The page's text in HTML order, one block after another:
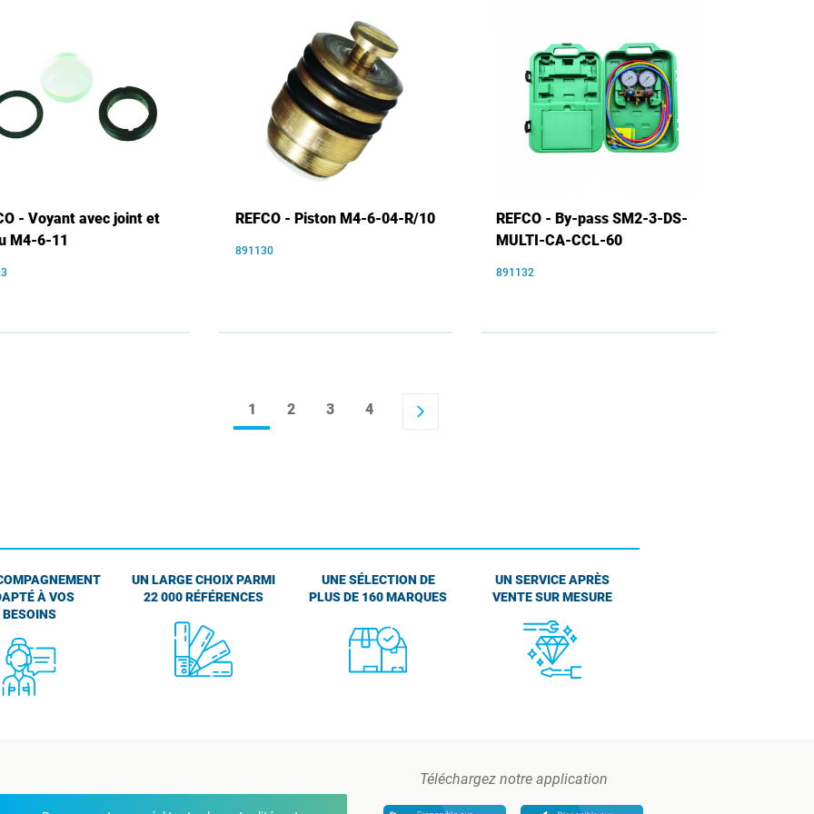
- Voyant avec joint et
M4-6-11
REFCO - Piston M4-6-04-R/10
891130
REFCO - By-pass SM2-3-DS-
MULTI-CA-CCL-60
891132
1 2 3 4 arrow_forward_ios
À VOS
BESOINS
UN LARGE CHOIX PARMI
22 000 RÉFÉRENCES
UNE SÉLECTION DE
PLUS DE 160 MARQUES
UN SERVICE APRÈS
VENTE SUR MESURE
Téléchargez notre application